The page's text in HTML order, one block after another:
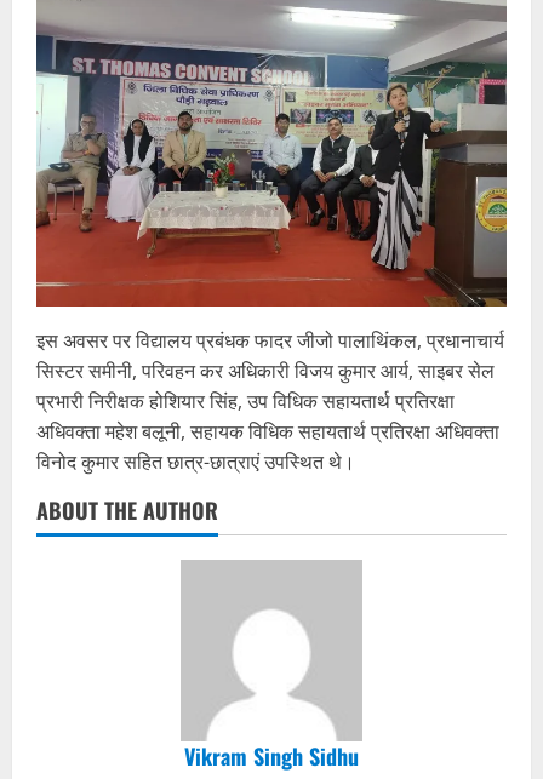
इस अवसर पर विद्यालय प्रबंधक फादर जीजो पालाथिंकल, प्रधानाचार्य
सिस्टर समीनी, परिवहन कर अधिकारी विजय कुमार आर्य, साइबर सेल
प्रभारी निरीक्षक होशियार सिंह, उप विधिक सहायतार्थ प्रतिरक्षा
अधिवक्ता महेश बलूनी, सहायक विधिक सहायतार्थ प्रतिरक्षा अधिवक्ता
विनोद कुमार सहित छात्र-छात्राएं उपस्थित थे।
ABOUT THE AUTHOR
Vikram Singh Sidhu